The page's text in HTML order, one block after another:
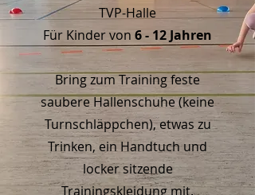
TVP-Halle
Für Kinder von 6 - 12 Jahren
Bring zum Training feste
saubere Hallenschuhe (keine
Turnschläppchen), etwas zu
Trinken, ein Handtuch und
locker sitzende
Trainingskleidung mit.